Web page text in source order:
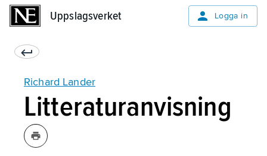
Uppslagsverket Logga in
Richard Lander
Litteraturanvisning